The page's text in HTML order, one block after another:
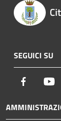
SEGUICI SU
Facebook